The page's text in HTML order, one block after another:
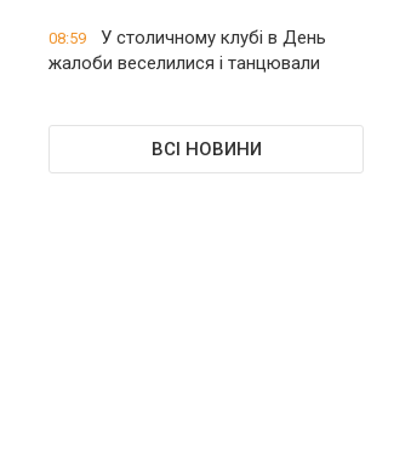
08:59
У столичному клубі в День
жалоби веселилися і танцювали
ВСІ НОВИНИ